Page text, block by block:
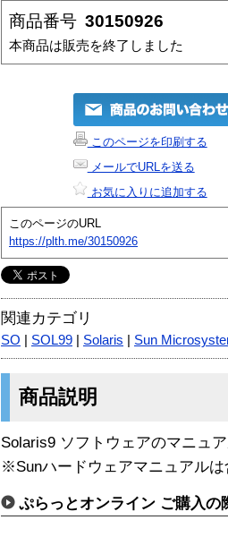
商品番号 30150926
本商品は販売を終了しました
このページを印刷する
メールでURLを送る
お気に入りに追加する
このページのURL
https://plth.me/30150926
関連カテゴリ
SO SOL99 Solaris Sun
商品説明
Solaris9 ソフトウェアのマニュ
※Sunハードウェアマニュアル
ぷらっとオンライン ご購入の